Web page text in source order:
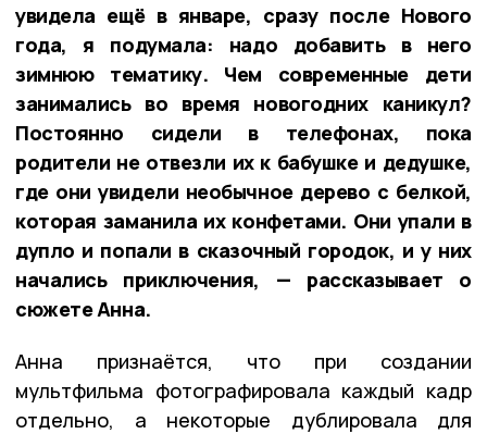
увидела ещё в январе, сразу после Нового
года, я подумала: надо добавить в него
зимнюю тематику. Чем современные дети
занимались во время новогодних каникул?
Постоянно сидели в телефонах, пока
родители не отвезли их к бабушке и дедушке,
где они увидели необычное дерево с белкой,
которая заманила их конфетами. Они упали в
дупло и попали в сказочный городок, и у них
начались приключения, — рассказывает о
сюжете Анна.
Анна признаётся, что при создании
мультфильма фотографировала каждый кадр
отдельно, а некоторые дублировала для